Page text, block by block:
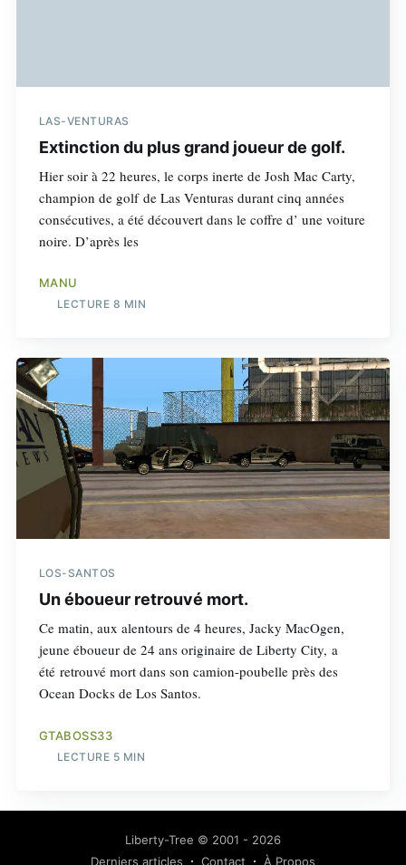
LAS-VENTURAS
Extinction du plus grand joueur de golf.
Hier soir à 22 heures, le corps inerte de Josh Mac Carty,
champion de golf de Las Venturas durant cinq années
consécutives, a été découvert dans le coffre d’ une voiture
noire. D’après les
MANU
LECTURE 8 MIN
LOS-SANTOS
Un éboueur retrouvé mort.
Ce matin, aux alentours de 4 heures, Jacky MacOgen,
jeune éboueur de 24 ans originaire de Liberty City, a
été retrouvé mort dans son camion-poubelle près des
Ocean Docks de Los Santos.
GTABOSS33
LECTURE 5 MIN
Liberty-Tree © 2001 - 2026
Derniers articles
Contact À Propos